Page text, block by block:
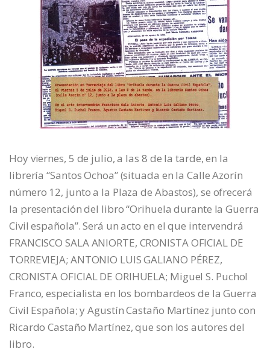
Hoy viernes, 5 de julio, a las 8 de la tarde, en la
librería “Santos Ochoa” (situada en la Calle Azorín
número 12, junto a la Plaza de Abastos), se ofrecerá
la presentación del libro “Orihuela durante la Guerra
Civil española”. Será un acto en el que intervendrá
FRANCISCO SALA ANIORTE, CRONISTA OFICIAL DE
TORREVIEJA; ANTONIO LUIS GALIANO PÉREZ,
CRONISTA OFICIAL DE ORIHUELA; Miguel S. Puchol
Franco, especialista en los bombardeos de la Guerra
Civil Española; y Agustín Castaño Martínez junto con
Ricardo Castaño Martínez, que son los autores del
libro.